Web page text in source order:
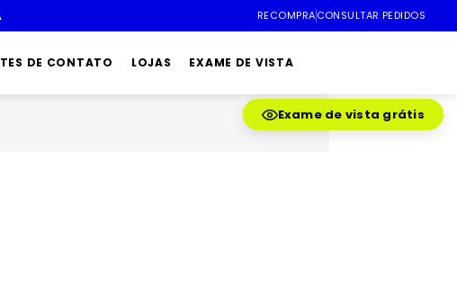
RECOMPRACONSULTAR PEDIDOS
DE CONTATO LOJAS EXAME DE VISTA
Exame de vista grátis